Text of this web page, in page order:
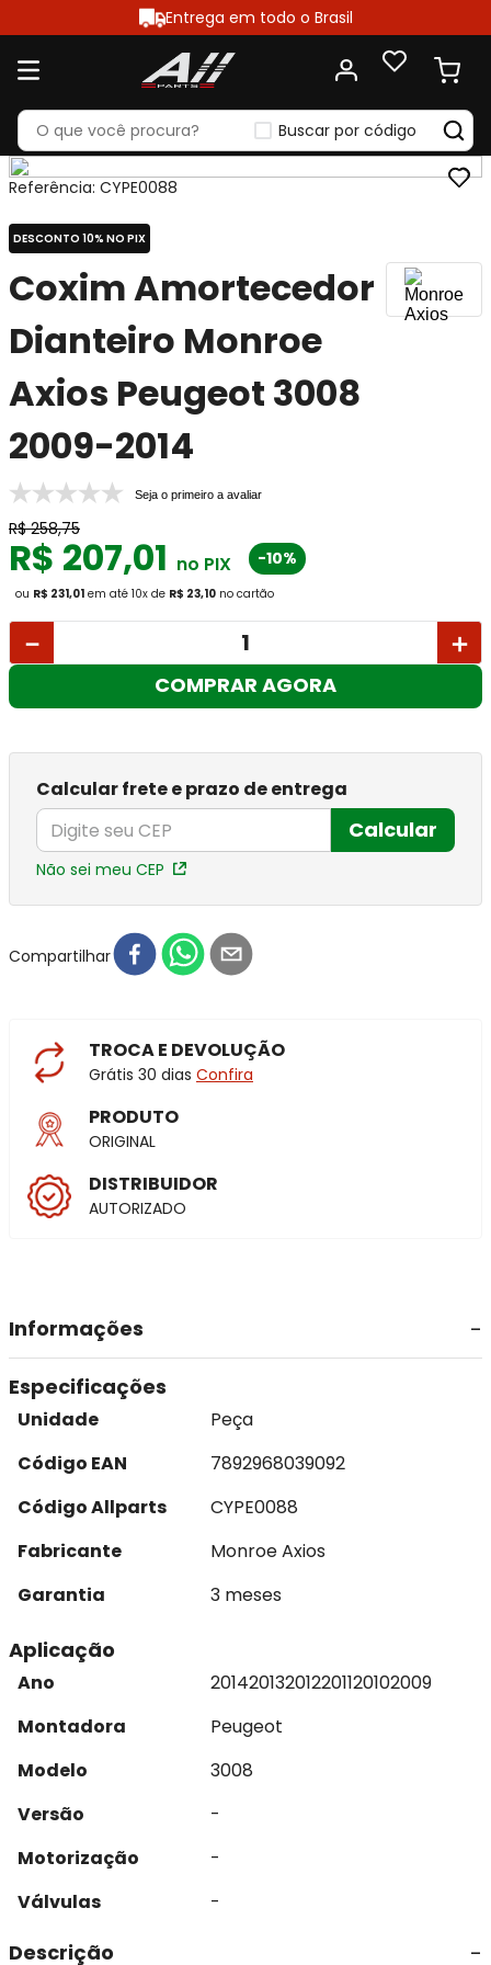
Entrega em todo o Brasil
Buscar por código
Referência: CYPE0088
DESCONTO 10% NO PIX
Coxim Amortecedor
Dianteiro Monroe
Axios Peugeot 3008
2009-2014
Seja o primeiro a avaliar
R$ 258,75
R$ 207,01 no PIX -10%
ou R$ 231,01 em até 10x de R$ 23,10 no cartão
＋
－
COMPRAR AGORA
Calcular frete e prazo de entrega
Calcular
Não sei meu CEP
Compartilhar
TROCA E DEVOLUÇÃO
Grátis 30 dias Confira
PRODUTO
ORIGINAL
DISTRIBUIDOR
AUTORIZADO
Informações
Especificações
Unidade
Peça
Código EAN
7892968039092
Código Allparts
CYPE0088
Fabricante
Monroe Axios
Garantia
3 meses
Aplicação
Ano 201420132012201120102009
Montadora
Peugeot
Modelo
3008
Versão
-
Motorização
-
Válvulas
-
Descrição